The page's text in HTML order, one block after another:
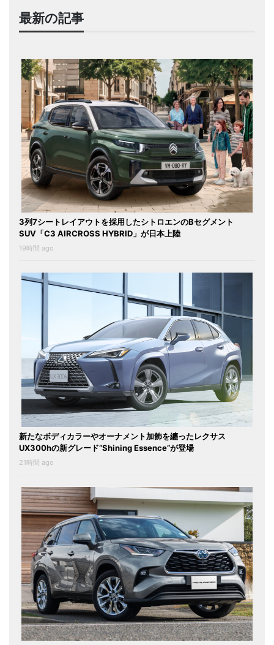
最新の記事
3列7シートレイアウトを採用したシトロエンのBセグメント
SUV「C3 AIRCROSS HYBRID」が日本上陸
19時間 ago
新たなボディカラーやオーナメント加飾を纏ったレクサス
UX300hの新グレード“Shining Essence”が登場
21時間 ago